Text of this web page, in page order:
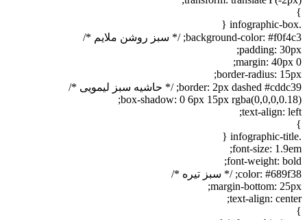
}
.infographic-box {
background-color: #f0f4c3; /* سبز روشن ملایم */
padding: 30px;
margin: 40px 0;
border-radius: 15px;
border: 2px dashed #cddc39; /* حاشیه سبز لیمویی */
box-shadow: 0 6px 15px rgba(0,0,0,0.18);
text-align: left;
}
.infographic-title {
font-size: 1.9em;
font-weight: bold;
color: #689f38; /* سبز تیره */
margin-bottom: 25px;
text-align: center;
}